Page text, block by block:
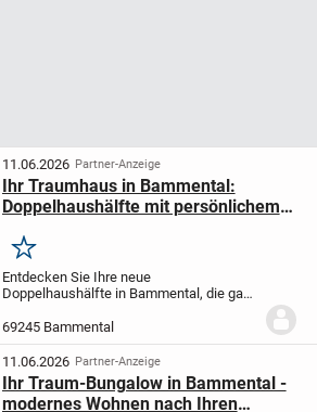
11.06.2026 Partner-Anzeige
Ihr Traumhaus in Bammental:
Doppelhaushälfte mit persönlichem
Merken
Entdecken Sie Ihre neue
Doppelhaushälfte in Bammental, die ganz
projektiert wird. Diese moderne und
energieeffiziente Immobilie bietet Ihnen
auf zwei Etagen eine...
69245 Bammental
11.06.2026 Partner-Anzeige
Ihr Traum-Bungalow in Bammental -
modernes Wohnen nach Ihren